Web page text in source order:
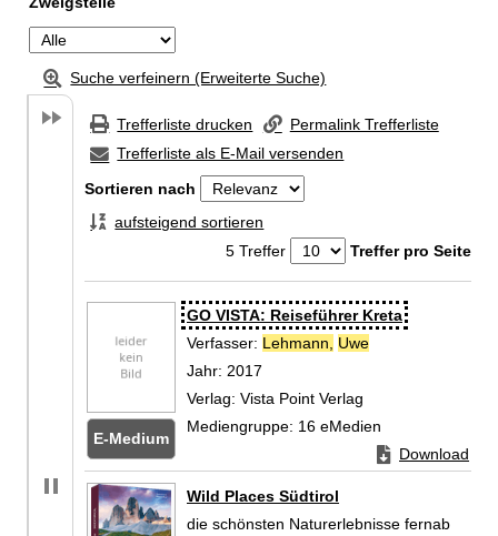
Suche verfeinern (Erweiterte Suche)
Trefferliste drucken
Permalink Trefferliste
Trefferliste als E-Mail versenden
Sortieren nach
aufsteigend sortieren
5 Treffer
Treffer pro Seite
Suchergebnis
Zu den Suchfiltern springen
E-Medium
GO VISTA: Reiseführer Kreta
Verfasser: Lehmann, Uwe
Jahr: 2017
Verlag: Vista Point Verlag
Mediengruppe: 16 eMedien
Zum Download
Download
Wild Places Südtirol
die schönsten Naturerlebnisse fernab